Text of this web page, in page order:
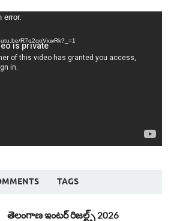
error.
R7o2qoVxwRk?_=1
TAGS
తెలంగాణ ఇంటర్ రిజల్ట్స్ 2026